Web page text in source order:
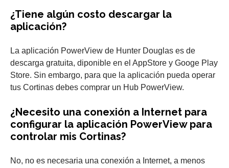
¿Tiene algún costo descargar la
aplicación?
La aplicación PowerView de Hunter Douglas es de
descarga gratuita, diponible en el AppStore y Googe Play
Store. Sin embargo, para que la aplicación pueda operar
tus Cortinas debes comprar un Hub PowerView.
¿Necesito una conexión a Internet para
configurar la aplicación PowerView para
controlar mis Cortinas?
No, no es necesaria una conexión a Internet, a menos